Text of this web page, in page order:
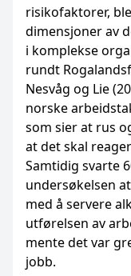
risikofaktorer,
dimensjoner av
i komplekse
rundt
Nesvåg og Lie
norske
som sier at rus
at det skal
Samtidig svarte
undersøkelsen
med å servere
utførelsen av
mente det var
jobb.